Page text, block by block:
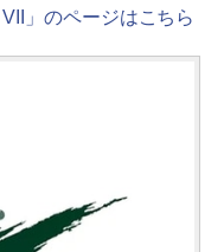
」のページはこちら